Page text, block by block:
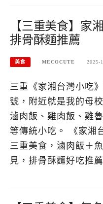
【三重美食】家
排骨酥麵推薦
美食 MECOCUTE 2025-
三重《家湘台灣小吃
號，附近就是我的母
滷肉飯、雞肉飯、雞
等傳統小吃。 《家湘
三重美食，滷肉飯＋
見，排骨酥麵好吃推